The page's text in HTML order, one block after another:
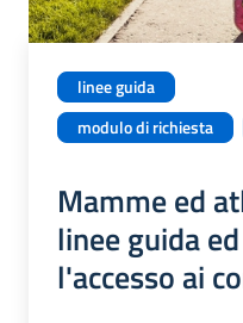
linee guida
modulo di richiesta
Mamme ed
linee guida
l'accesso ai